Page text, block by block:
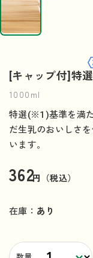
[キャップ付]特
1000ml
特選(※1)基準を満
だ生乳のおいしさ
います。
362円（税込）
在庫： あり